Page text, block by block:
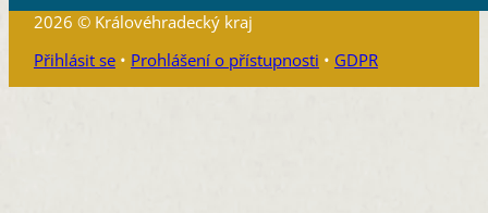
2026 © Královéhradecký kraj
Přihlásit se• Prohlášení o přístupnosti • GDPR